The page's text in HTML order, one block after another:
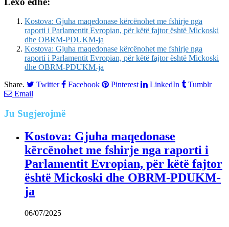
Kostova: Gjuha maqedonase kërcënohet me fshirje nga
raporti i Parlamentit Evropian, për këtë fajtor është Mickoski
dhe OBRM-PDUKM-ja
Kostova: Gjuha maqedonase kërcënohet me fshirje nga
raporti i Parlamentit Evropian, për këtë fajtor është Mickoski
dhe OBRM-PDUKM-ja
Share.
Twitter Facebook Pinterest LinkedIn
Tumblr
Email
Ju Sugjerojmë
Kostova: Gjuha maqedonase
kërcënohet me fshirje nga raporti i
Parlamentit Evropian, për këtë fajtor
është Mickoski dhe OBRM-PDUKM-
ja
06/07/2025